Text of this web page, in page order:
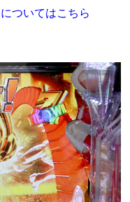
ついてはこちら